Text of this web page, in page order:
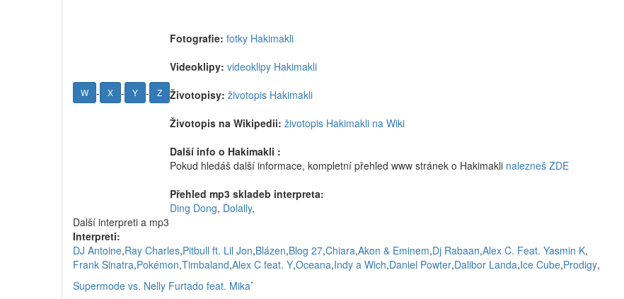
W - X - Y - Z
Fotografie: fotky Hakimakli
Videoklipy: videoklipy Hakimakli
Životopisy: životopis Hakimakli
Životopis na Wikipedii: životopis Hakimakli na Wiki
Další info o Hakimakli :
Pokud hledáš další informace, kompletní přehled www stránek o Hakimakli nalezneš ZDE
Přehled mp3 skladeb interpreta:
Ding Dong, Dolally,
Další interpreti a mp3
Interpreti:
DJ Antoine,Ray Charles,Pitbull ft. Lil Jon,Blázen,Blog 27,Chiara,Akon & Eminem,Dj Rabaan,Alex C. Feat. Yasmin K,
Frank Sinatra,Pokémon,Timbaland,Alex C feat. Y,Oceana,Indy a Wich,Daniel Powter,Dalibor Landa,Ice Cube,Prodigy,
Supermode vs. Nelly Furtado feat. Mika,